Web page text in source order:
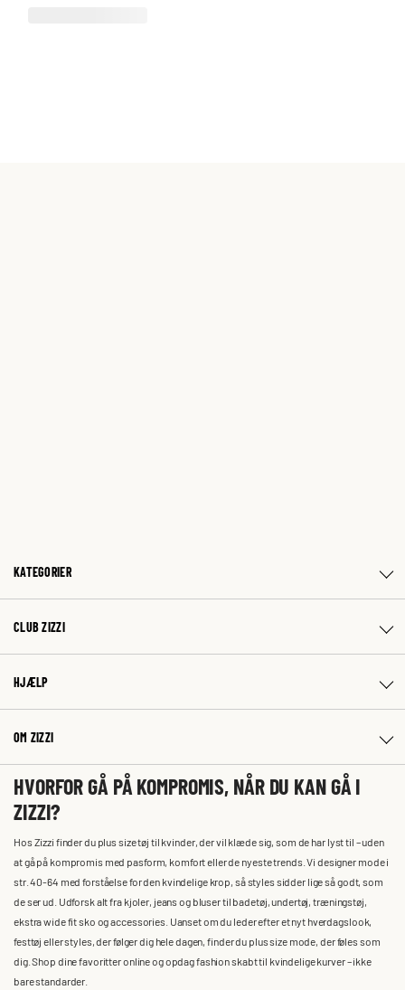
KATEGORIER
CLUB ZIZZI
HJÆLP
OM ZIZZI
HVORFOR GÅ PÅ KOMPROMIS, NÅR DU KAN GÅ I
ZIZZI?
Hos Zizzi finder du plus size tøj til kvinder, der vil klæde sig, som de har lyst til – uden
at gå på kompromis med pasform, komfort eller de nyeste trends. Vi designer mode i
str. 40-64 med forståelse for den kvindelige krop, så styles sidder lige så godt, som
de ser ud. Udforsk alt fra kjoler, jeans og bluser til badetøj, undertøj, træningstøj,
ekstra wide fit sko og accessories. Uanset om du leder efter et nyt hverdagslook,
festtøj eller styles, der følger dig hele dagen, finder du plus size mode, der føles som
dig. Shop dine favoritter online og opdag fashion skabt til kvindelige kurver – ikke
bare standarder.